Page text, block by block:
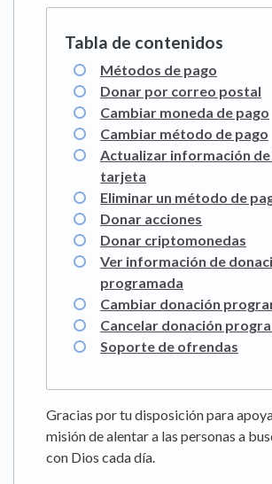
Métodos de pago
Donar por correo postal
Cambiar moneda de pago
Cambiar método de pago
Actualizar información de
tarjeta
Eliminar un método de
Donar acciones
Donar criptomonedas
Ver información de
programada
Cambiar donación
Cancelar donación
Soporte de ofrendas
Gracias por tu disposición para
misión de alentar a las personas a
con Dios cada día.